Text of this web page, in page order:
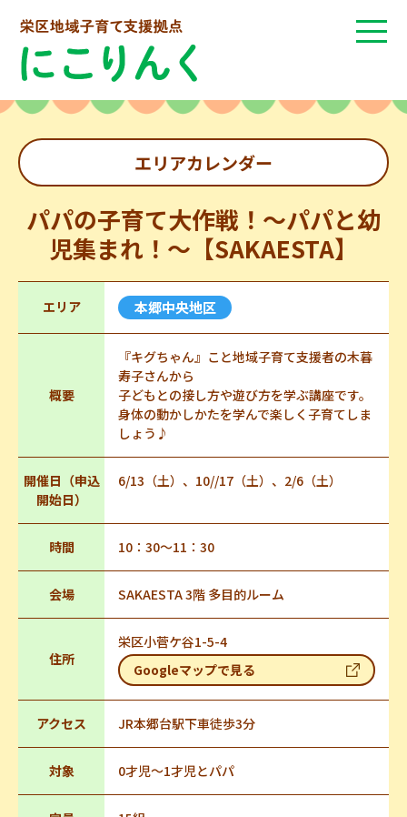
エリアカレンダー
パパの子育て大作戦！～パパと幼
児集まれ！～【SAKAESTA】
エリア 本郷中央地区
概要
『キグちゃん』こと地域子育て支援者の木暮
寿子さんから
子どもとの接し方や遊び方を学ぶ講座です。
身体の動かしかたを学んで楽しく子育てしま
しょう♪
開催日（申込
開始日）
6/13（土）、10//17（土）、2/6（土）
時間 10：30～11：30
会場 SAKAESTA 3階 多目的ルーム
住所
栄区小菅ケ谷1-5-4
Googleマップで見る
アクセス JR本郷台駅下車徒歩3分
対象 0才児～1才児とパパ